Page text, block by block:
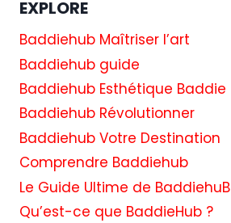
EXPLORE
Baddiehub Maîtriser l’art
Baddiehub guide
Baddiehub Esthétique Baddie
Baddiehub Révolutionner
Baddiehub Votre Destination
Comprendre Baddiehub
Le Guide Ultime de BaddiehuB
Qu’est-ce que BaddieHub ?